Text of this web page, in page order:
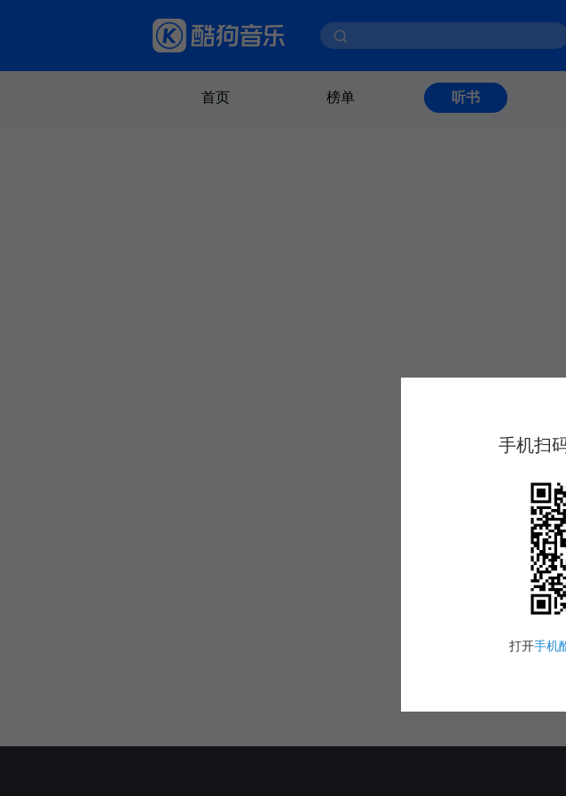
首页 榜单 听书